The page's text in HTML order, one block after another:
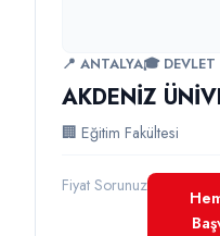
📍 ANTALYA🎓 DEVLET
AKDENİZ
🏢 Eğitim Fakültesi
Fiyat Sorunuz